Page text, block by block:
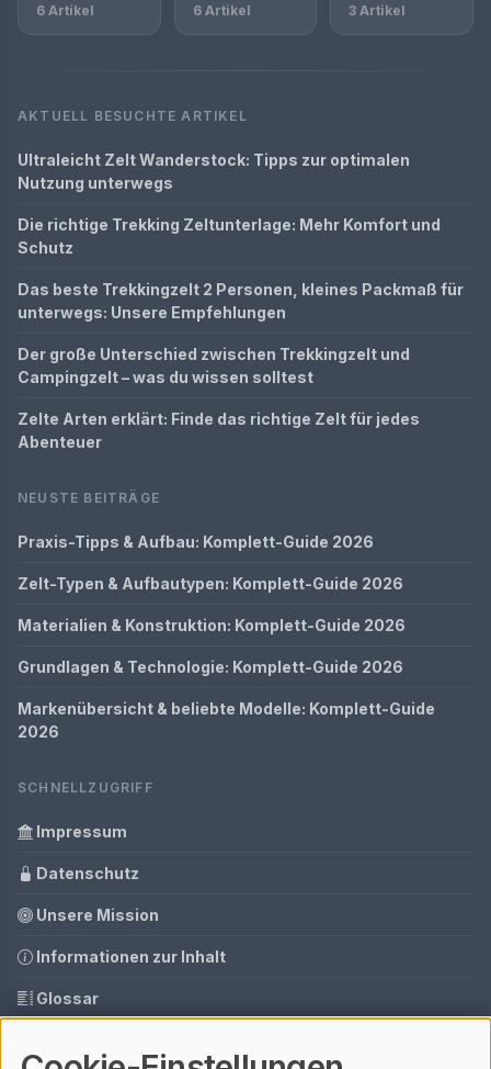
6 Artikel 6 Artikel 3 Artikel
AKTUELL BESUCHTE ARTIKEL
Ultraleicht Zelt Wanderstock: Tipps zur optimalen
Nutzung unterwegs
Die richtige Trekking Zeltunterlage: Mehr Komfort und
Schutz
Das beste Trekkingzelt 2 Personen, kleines Packmaß für
unterwegs: Unsere Empfehlungen
Der große Unterschied zwischen Trekkingzelt und
Campingzelt – was du wissen solltest
Zelte Arten erklärt: Finde das richtige Zelt für jedes
Abenteuer
NEUSTE BEITRÄGE
Praxis-Tipps & Aufbau: Komplett-Guide 2026
Zelt-Typen & Aufbautypen: Komplett-Guide 2026
Materialien & Konstruktion: Komplett-Guide 2026
Grundlagen & Technologie: Komplett-Guide 2026
Markenübersicht & beliebte Modelle: Komplett-Guide
2026
SCHNELLZUGRIFF
Impressum
Datenschutz
Unsere Mission
Informationen zur Inhalt
Glossar